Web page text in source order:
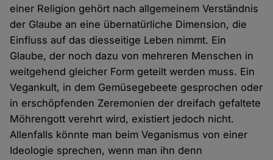
einer Religion gehört nach allgemeinem Verständnis
der Glaube an eine übernatürliche Dimension, die
Einfluss auf das diesseitige Leben nimmt. Ein
Glaube, der noch dazu von mehreren Menschen in
weitgehend gleicher Form geteilt werden muss. Ein
Vegankult, in dem Gemüsegebeete gesprochen oder
in erschöpfenden Zeremonien der dreifach gefaltete
Möhrengott verehrt wird, existiert jedoch nicht.
Allenfalls könnte man beim Veganismus von einer
Ideologie sprechen, wenn man ihn denn